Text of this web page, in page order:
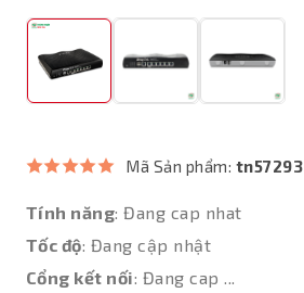
Mã Sản phẩm: tn57293
Tính năng: Đang cap nhat
Tốc độ: Đang cập nhật
Cổng kết nối: Đang cap ...